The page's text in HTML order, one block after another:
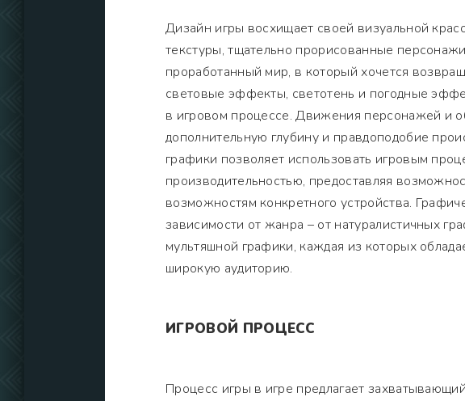
Дизайн игры восхищает своей визуальной
текстуры, тщательно прорисованные
проработанный мир, в который хочется
световые эффекты, светотень и погодные
в игровом процессе. Движения персонажей и
дополнительную глубину и правдоподобие
графики позволяет использовать игровым
производительностью, предоставляя
возможностям конкретного устройства.
зависимости от жанра – от натуралистичных
мультяшной графики, каждая из которых
широкую аудиторию.
ИГРОВОЙ ПРОЦЕСС
Процесс игры в игре предлагает